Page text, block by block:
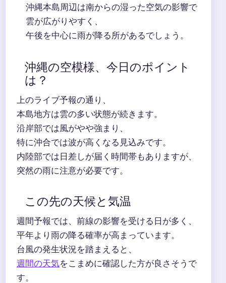
沖縄本島周辺は南からの湿った空気の影響で
雲が広がりやすく、
午後を中心に雨が降る所があるでしょう。
沖縄の空模様、今日のポイント
は？
上のライブ予報の通り、
本島地方は雲の多い状態が続きます。
沿岸部では風がやや強まり、
特に沖合では波が高くなる見込みです。
内陸部では日差しが届く時間帯もありますが、
突然の雨に注意が必要です。
この先の天候と気温
週間予報では、前線の影響を受ける日が多く、
平年より雨の降る確率が高まっています。
台風の発生状況を踏まえると、
週間の天気をこまめに確認した方が良さそうで
す。